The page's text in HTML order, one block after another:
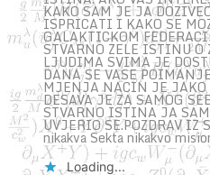
KAKO SAM JE JA
ISPRICATI I KAKO SE
GALAKTICKOM
STVARNO ZELE ISTINU
LJUDIMA SVIMA JE
DANA SE VASE
MJENJA NACIN JE JAKO
DESAVA JE ZA SAMOG
STVARNO ISTINA JA
UVJERIO SE.POZDRAV IZ
nikakva Sekta nikakvo
Loading...